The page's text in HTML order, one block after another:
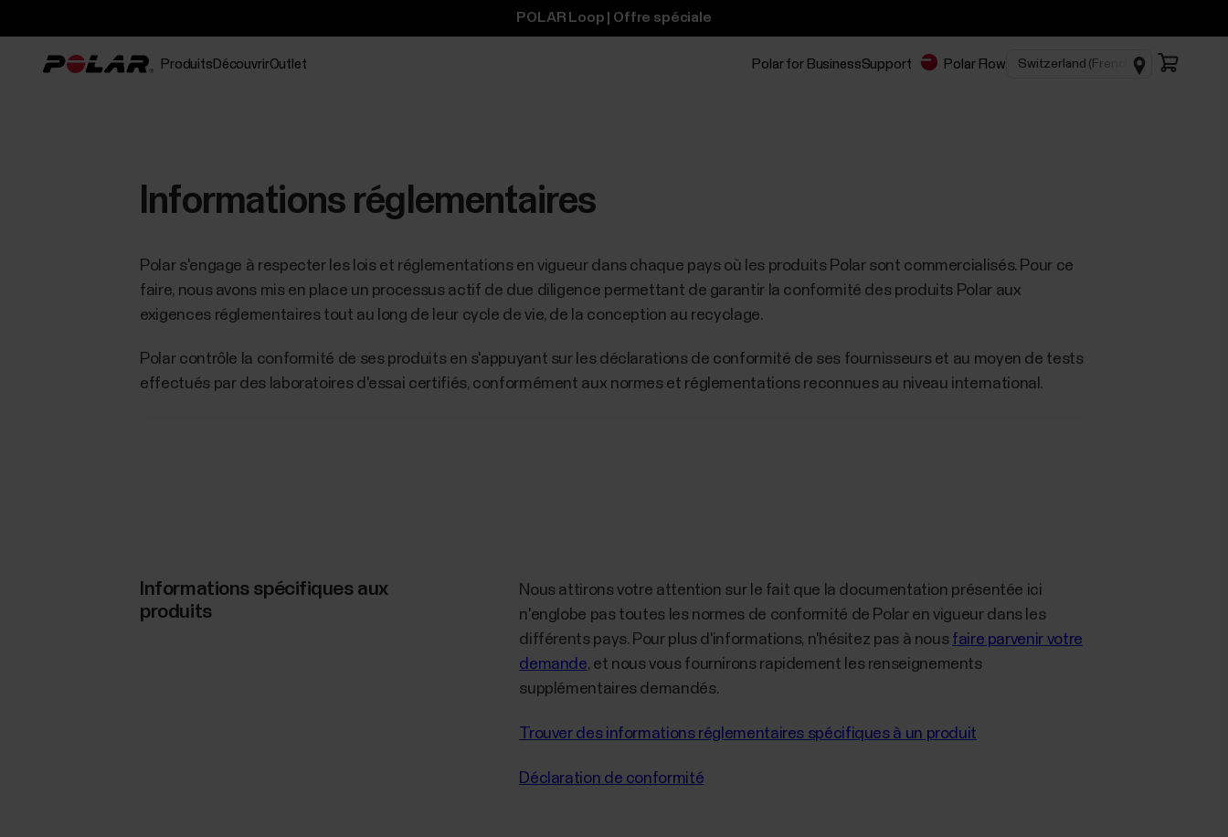
POLAR Loop | Offre spéciale
Produits DécouvrirOutlet Polar for BusinessSupport Polar Flow
Informations réglementaires
Polar s'engage à respecter les lois et réglementations en vigueur dans chaque pays où les produits Polar sont commercialisés. Pour ce
faire, nous avons mis en place un processus actif de due diligence permettant de garantir la conformité des produits Polar aux
exigences réglementaires tout au long de leur cycle de vie, de la conception au recyclage.
Polar contrôle la conformité de ses produits en s'appuyant sur les déclarations de conformité de ses fournisseurs et au moyen de tests
effectués par des laboratoires d'essai certifiés, conformément aux normes et réglementations reconnues au niveau international.
Informations spécifiques aux
produits
Nous attirons votre attention sur le fait que la documentation présentée ici
n'englobe pas toutes les normes de conformité de Polar en vigueur dans les
différents pays. Pour plus d'informations, n'hésitez pas à nous faire parvenir votre
demande, et nous vous fournirons rapidement les renseignements
supplémentaires demandés.
Trouver des informations réglementaires spécifiques à un produit
Déclaration de conformité